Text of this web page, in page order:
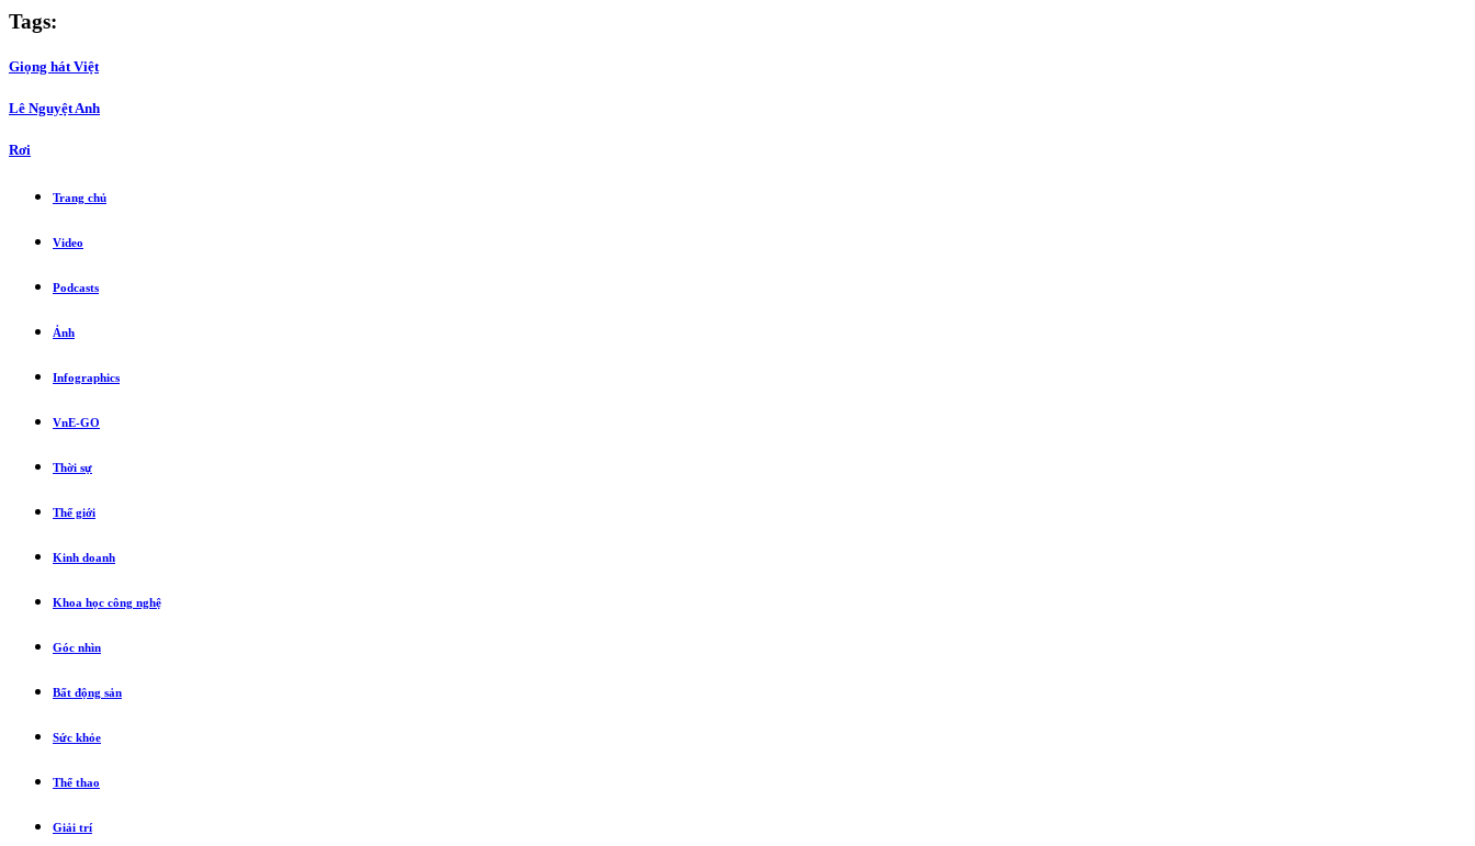
Tags:
Giọng hát Việt
Lê Nguyệt Anh
Rơi
Trang chủ
Video
Podcasts
Ảnh
Infographics
VnE-GO
Thời sự
Thế giới
Kinh doanh
Khoa học công nghệ
Góc nhìn
Bất động sản
Sức khỏe
Thể thao
Giải trí